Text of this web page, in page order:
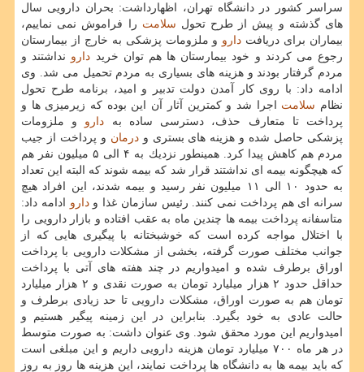
سراسر كشور در دانشگاه تهران، اظهارداشت: بحران دارویی سال
های گذشته و پیش از طرح تحول سلامت را فراموش نمی نماییم،
بیماران برای دریافت دارو و ملزومات پزشكی به خارج از بیمارستان
رجوع می كردند و خود بیمارستان ها هم توان خرید دارو نداشتند و
مردم گرفتار بودند و هزینه های بسیاری به مردم تحمیل می شد. وی
ادامه داد: با روی كار آمدن دولت تدبیر و امید، برنامه طرح تحول
نظام سلامت اجرا شد و كمترین آثار آن این بوده كه زیرمیزی ها و
پرداخت تا متعارف حذف، دسترسی ساده به دارو و ملزومات
پزشكی حاصل شده و هزینه های بستری ودرمان و پرداخت از جیب
مردم هم كاهش پیدا كرد. همینطور نزدیك به ۴ الی ۵ میلیون نفر هم
كه هیچگونه بیمه ای نداشتند قرار شد كه بیمه شوند كه البته این تعداد
به حدود ۱۰ الی ۱۱ میلیون نفر رسید و بیمه شدند، این افراد هیچ
سرانه ای هم پرداخت نمی كنند. رئیس سازمان غذا ودارو ادامه داد:
متاسفانه پرداخت بیمه ها چندین ماه به عقب افتاده و بازار دارویی را
با اختلال مواجه كرده است كه خوشبختانه با پیگیری هایی كه از
جوانب مختلف صورت گرفته، بخشی از مشكلات دارویی با پرداخت
اوراق برطرف شده و امیدواریم در چند هفته های آتی با پرداخت
حداقل حدود ۲ هزار میلیارد تومان به صورت نقدی و ۲ هزار میلیارد
تومان هم به صورت اوراق، مشكلات دارویی تا حد زیادی برطرف و
حالت عادی به خود بگیرد. بنابراین در این زمینه پیگیر هستیم و
امیدواریم این مورد محقق شود. وی عنوان داشت: به صورت متوسط
در هر ماه ۷۰۰ میلیارد تومان هزینه دارویی داریم و این مبلغی است
كه باید بیمه ها به دانشگاه ها پرداخت نمایند، این هزینه ها روز به روز